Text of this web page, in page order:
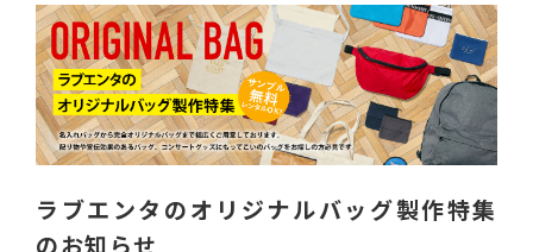
ラブエンタのオリジナルバッグ製作特集
のお知らせ